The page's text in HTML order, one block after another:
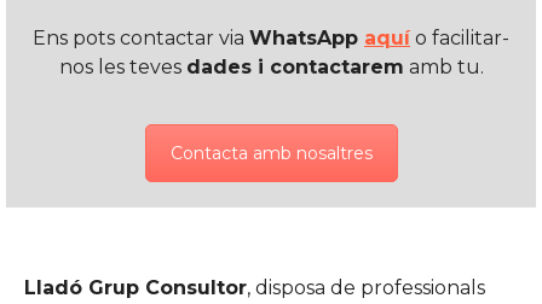
Ens pots contactar via WhatsApp aquío facilitar-
nos les teves dades i contactarem amb tu.
Contacta amb nosaltres
Lladó Grup Consultor, disposa de professionals